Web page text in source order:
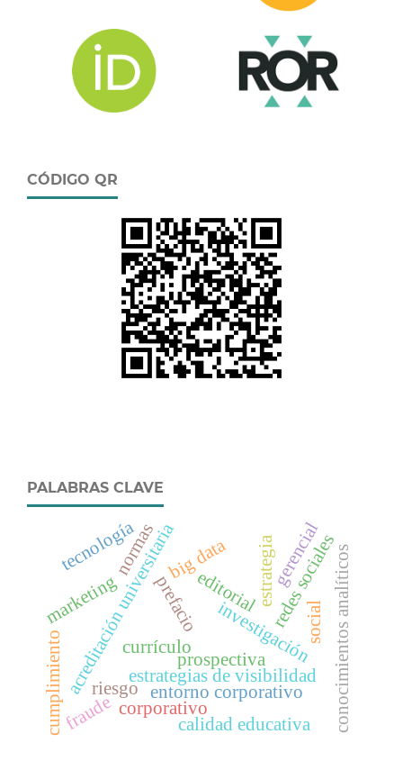
CÓDIGO QR
PALABRAS CLAVE
estrategias de visibilidad
currículo investigación
acreditación universitaria editorial
prefacio conocimientos analíticos
entorno corporativo
redes sociales
marketing
normas big data estrategia
riesgo
fraude
tecnología
social
corporativo
gerencial
calidad educativa
prospectiva
cumplimiento